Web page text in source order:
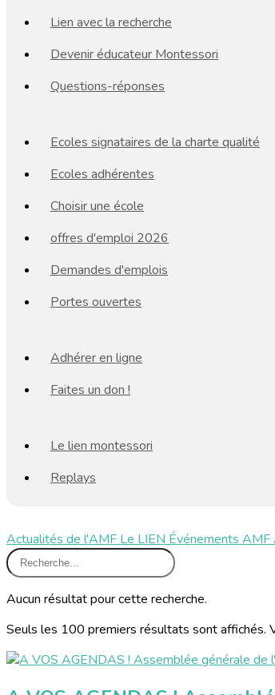
Lien avec la recherche
Devenir éducateur Montessori
Questions-réponses
Ecoles signataires de la charte qualité
Ecoles adhérentes
Choisir une école
offres d'emploi 2026
Demandes d'emplois
Portes ouvertes
Adhérer en ligne
Faites un don !
Le lien montessori
Replays
Actualités de l'AMF Le LIEN Événements AMF
Aucun résultat pour cette recherche.
Seuls les 100 premiers résultats sont affichés.